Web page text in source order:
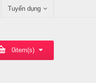
Tuyển dụng
0item(s)